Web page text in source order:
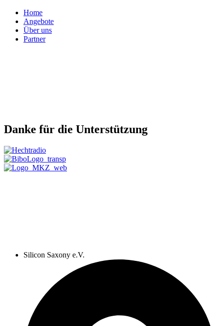
Home
Angebote
Über uns
Partner
Danke für die Unterstützung
Silicon Saxony e.V.